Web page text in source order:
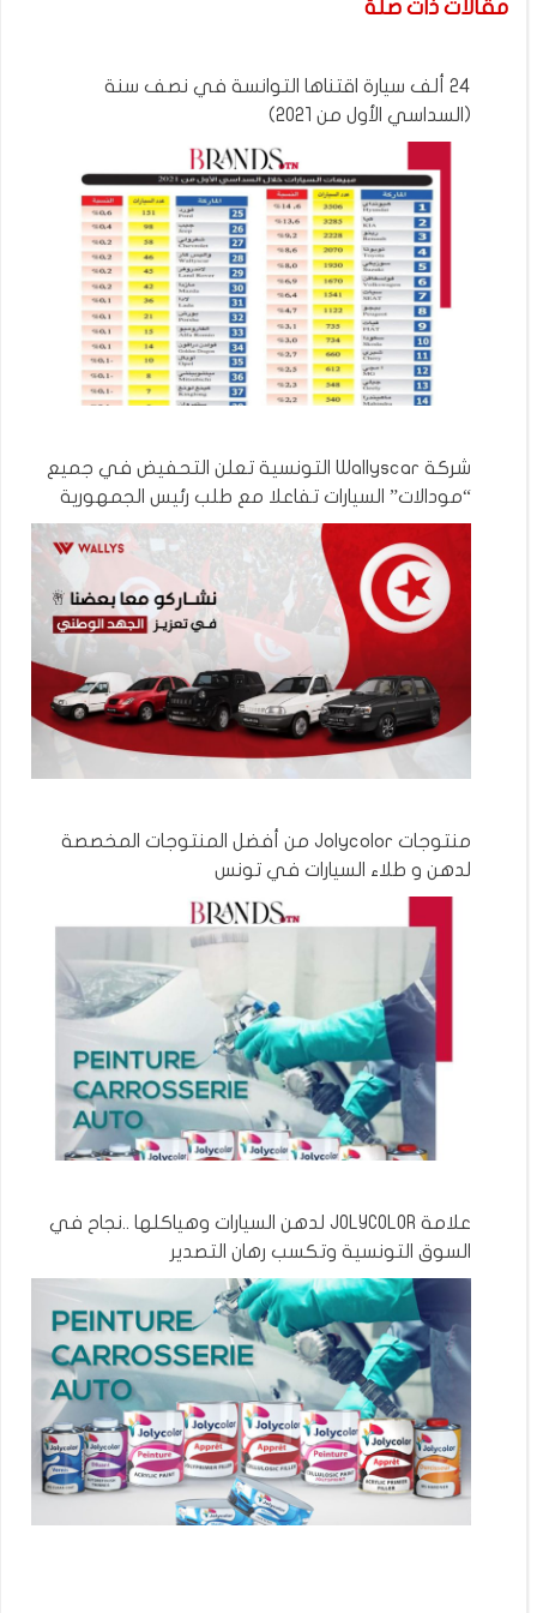
مقالات ذات صلة
24 ألف سيارة اقتناها التوانسة في نصف سنة
(السداسي الأول من 2021)
شركة Wallyscar التونسية تعلن التحفيض في جميع
“مودالات” السيارات تفاعلا مع طلب رئيس الجمهورية
منتوجات Jolycolor من أفضل المنتوجات المخصصة
لدهن و طلاء السيارات في تونس
علامة JOLYCOLOR لدهن السيارات وهياكلها ..نجاح في
السوق التونسية وتكسب رهان التصدير